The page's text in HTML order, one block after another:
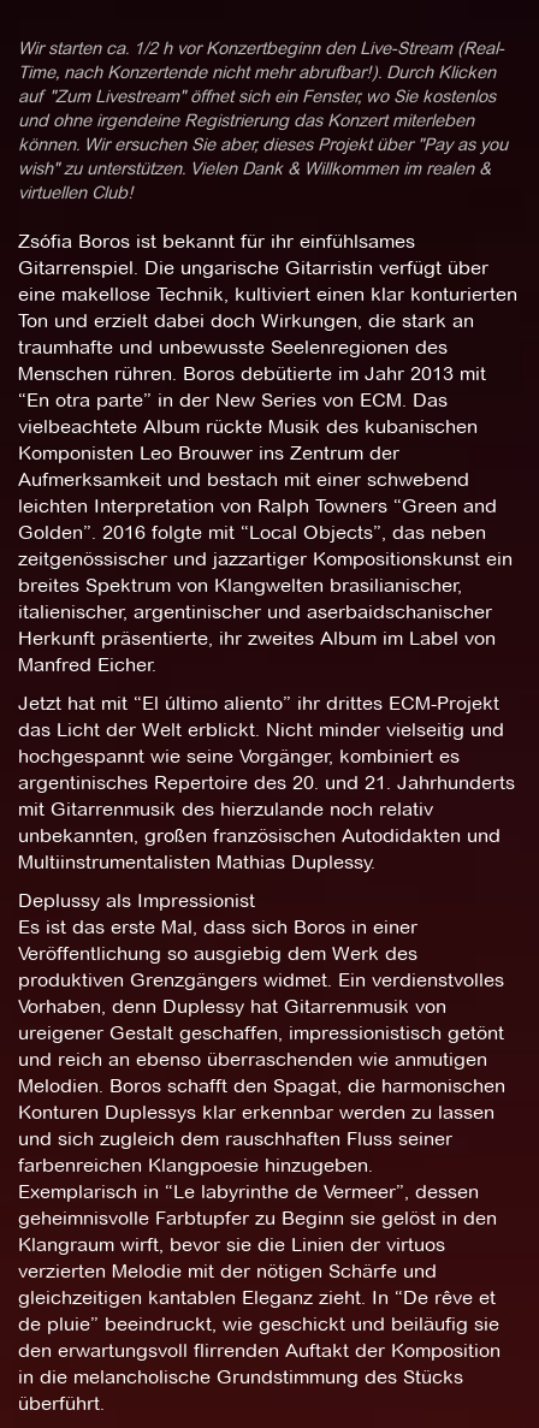
Wir starten ca. 1/2 h vor Konzertbeginn den Live-Stream (Real-
Time, nach Konzertende nicht mehr abrufbar!). Durch Klicken
auf "Zum Livestream" öffnet sich ein Fenster, wo Sie kostenlos
und ohne irgendeine Registrierung das Konzert miterleben
können. Wir ersuchen Sie aber, dieses Projekt über "Pay as you
wish" zu unterstützen. Vielen Dank & Willkommen im realen &
virtuellen Club!
Zsófia Boros ist bekannt für ihr einfühlsames
Gitarrenspiel. Die ungarische Gitarristin verfügt über
eine makellose Technik, kultiviert einen klar konturierten
Ton und erzielt dabei doch Wirkungen, die stark an
traumhafte und unbewusste Seelenregionen des
Menschen rühren. Boros debütierte im Jahr 2013 mit
“En otra parte” in der New Series von ECM. Das
vielbeachtete Album rückte Musik des kubanischen
Komponisten Leo Brouwer ins Zentrum der
Aufmerksamkeit und bestach mit einer schwebend
leichten Interpretation von Ralph Towners “Green and
Golden”. 2016 folgte mit “Local Objects”, das neben
zeitgenössischer und jazzartiger Kompositionskunst ein
breites Spektrum von Klangwelten brasilianischer,
italienischer, argentinischer und aserbaidschanischer
Herkunft präsentierte, ihr zweites Album im Label von
Manfred Eicher.
Jetzt hat mit “El último aliento” ihr drittes ECM-Projekt
das Licht der Welt erblickt. Nicht minder vielseitig und
hochgespannt wie seine Vorgänger, kombiniert es
argentinisches Repertoire des 20. und 21. Jahrhunderts
mit Gitarrenmusik des hierzulande noch relativ
unbekannten, großen französischen Autodidakten und
Multiinstrumentalisten Mathias Duplessy.
Deplussy als Impressionist
Es ist das erste Mal, dass sich Boros in einer
Veröffentlichung so ausgiebig dem Werk des
produktiven Grenzgängers widmet. Ein verdienstvolles
Vorhaben, denn Duplessy hat Gitarrenmusik von
ureigener Gestalt geschaffen, impressionistisch getönt
und reich an ebenso überraschenden wie anmutigen
Melodien. Boros schafft den Spagat, die harmonischen
Konturen Duplessys klar erkennbar werden zu lassen
und sich zugleich dem rauschhaften Fluss seiner
farbenreichen Klangpoesie hinzugeben.
Exemplarisch in “Le labyrinthe de Vermeer”, dessen
geheimnisvolle Farbtupfer zu Beginn sie gelöst in den
Klangraum wirft, bevor sie die Linien der virtuos
verzierten Melodie mit der nötigen Schärfe und
gleichzeitigen kantablen Eleganz zieht. In “De rêve et
de pluie” beeindruckt, wie geschickt und beiläufig sie
den erwartungsvoll flirrenden Auftakt der Komposition
in die melancholische Grundstimmung des Stücks
überführt.